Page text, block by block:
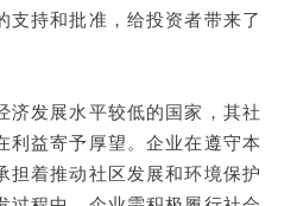
支持和批准，给投资者带来了
济发展水平较低的国家，其社
利益寄予厚望。企业在遵守本
担着推动社区发展和环境保护